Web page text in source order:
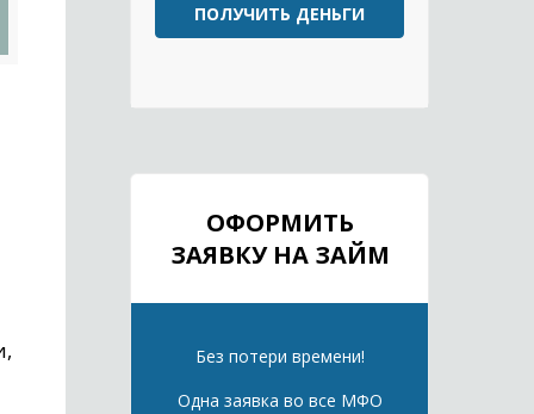
ПОЛУЧИТЬ ДЕНЬГИ
ОФОРМИТЬ
ЗАЯВКУ НА ЗАЙМ
Без потери времени!
Одна заявка во все МФО